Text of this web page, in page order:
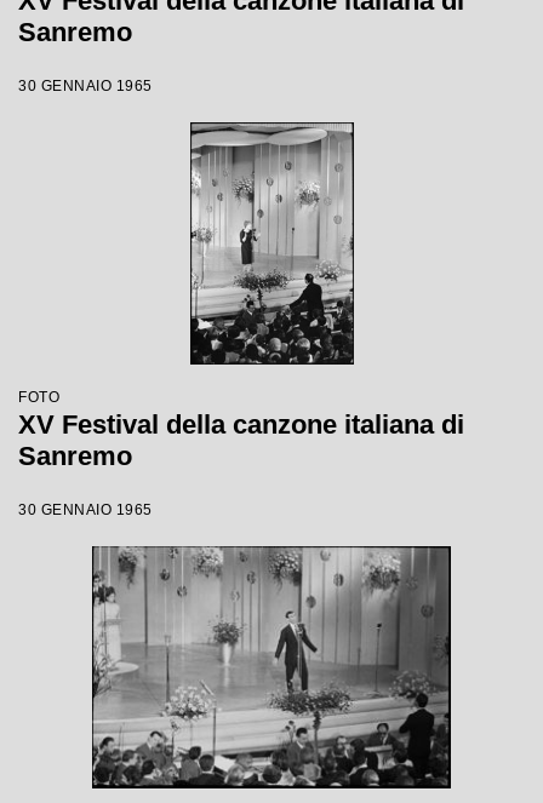
Sanremo
30 GENNAIO 1965
FOTO
XV Festival della canzone italiana di
Sanremo
30 GENNAIO 1965